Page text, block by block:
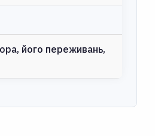
його переживань,